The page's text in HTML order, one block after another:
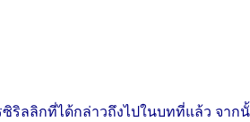
ริลลิกที่ได้กล่าวถึงไปในบทที่แล้ว จาก